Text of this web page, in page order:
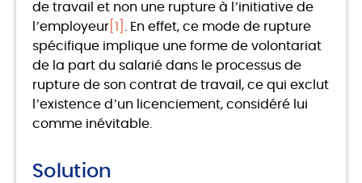
de travail et non une rupture à l’initiative de
l’employeur [1]
. En effet, ce mode de rupture
spécifique implique une forme de volontariat
de la part du salarié dans le processus de
rupture de son contrat de travail, ce qui exclut
l’existence d’un licenciement, considéré lui
comme inévitable.
Solution